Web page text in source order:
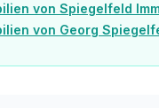
von Spiegelfeld
von Georg